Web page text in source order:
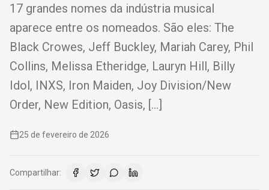
17 grandes nomes da indústria musical
aparece entre os nomeados. São eles: The
Black Crowes, Jeff Buckley, Mariah Carey, Phil
Collins, Melissa Etheridge, Lauryn Hill, Billy
Idol, INXS, Iron Maiden, Joy Division/New
Order, New Edition, Oasis, […]
25 de fevereiro de 2026
Compartilhar: